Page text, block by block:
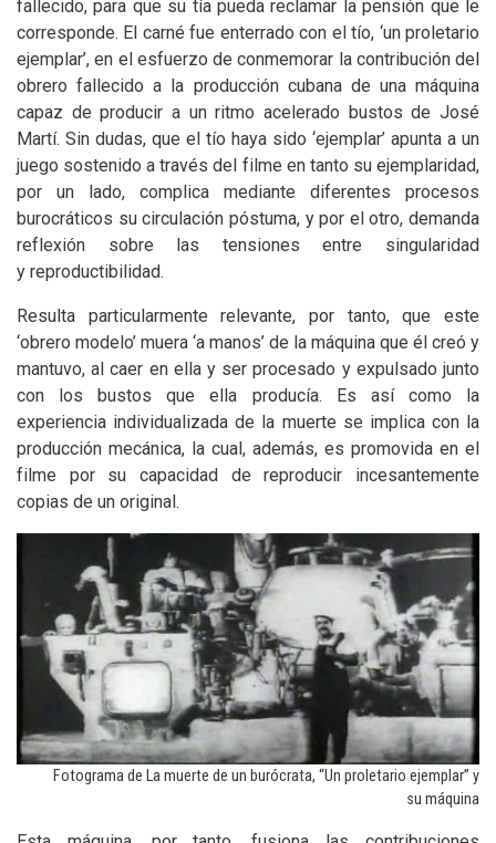
fallecido, para que su tía pueda reclamar la pensión que le
corresponde. El carné fue enterrado con el tío, ‘un proletario
ejemplar’, en el esfuerzo de conmemorar la contribución del
obrero fallecido a la producción cubana de una máquina
capaz de producir a un ritmo acelerado bustos de José
Martí. Sin dudas, que el tío haya sido ‘ejemplar’ apunta a un
juego sostenido a través del filme en tanto su ejemplaridad,
por un lado, complica mediante diferentes procesos
burocráticos su circulación póstuma, y por el otro, demanda
reflexión sobre las tensiones entre singularidad
y reproductibilidad.
Resulta particularmente relevante, por tanto, que este
‘obrero modelo’ muera ‘a manos’ de la máquina que él creó y
mantuvo, al caer en ella y ser procesado y expulsado junto
con los bustos que ella producía. Es así como la
experiencia individualizada de la muerte se implica con la
producción mecánica, la cual, además, es promovida en el
filme por su capacidad de reproducir incesantemente
copias de un original.
Fotograma de La muerte de un burócrata, “Un proletario ejemplar” y
su máquina